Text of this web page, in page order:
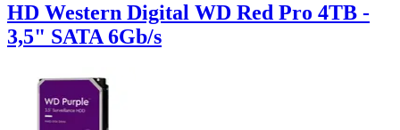
HD Western Digital WD Red Pro 4TB -
3,5" SATA 6Gb/s